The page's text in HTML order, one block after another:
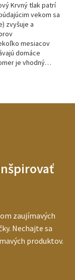
Krvný tlak patrí
vekom sa
zvyšuje a
mesiacov
domáce
je vhodný…
zaujímavých
Nechajte sa
produktov.